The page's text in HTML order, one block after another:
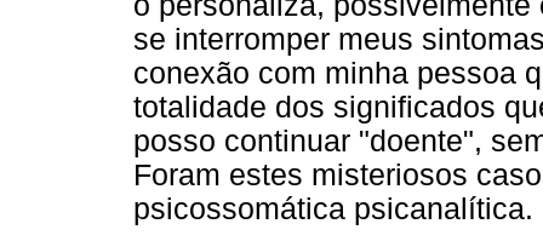
se interromper meus
conexão com minha pessoa
totalidade dos significados
posso continuar "doente",
Foram estes misteriosos
psicossomática psicanalítica.